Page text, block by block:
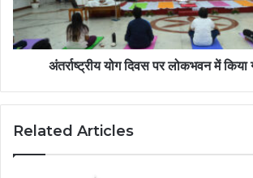
अंतर्राष्ट्रीय योग दिवस पर लोकभवन में किया
Related Articles